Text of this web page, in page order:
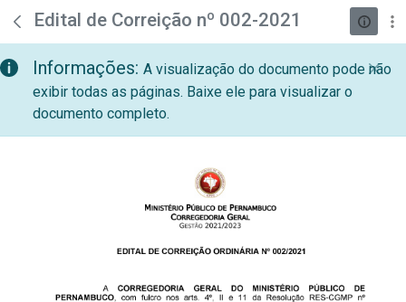
Pular para o Conteúdo principal
teste descricao
Edital de Correição nº 002-2021
Informações: A visualização do documento pode não
exibir todas as páginas. Baixe ele para visualizar o
documento completo.